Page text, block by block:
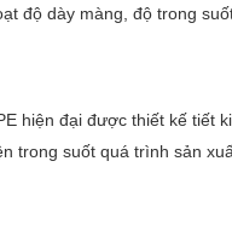
độ dày màng, độ trong
hiện đại được thiết kế
trong suốt quá trình sản